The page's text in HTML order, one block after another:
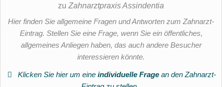
zu Zahnarztpraxis Assindentia
Hier finden Sie allgemeine Fragen und Antworten zum Zahnarzt-
Eintrag. Stellen Sie eine Frage, wenn Sie ein öffentliches,
allgemeines Anliegen haben, das auch andere Besucher
interessieren könnte.
Klicken Sie hier um eine individuelle Fragean den Zahnarzt-